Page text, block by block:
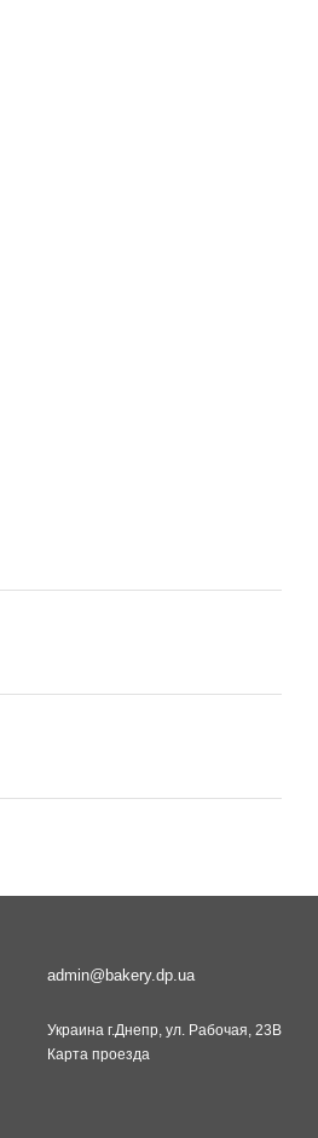
admin@bakery.dp.ua
Украина г.Днепр, ул. Рабочая, 23В
Карта проезда